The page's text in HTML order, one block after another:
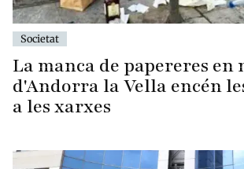
Societat
La manca de papereres en
d'Andorra la Vella encén
a les xarxes